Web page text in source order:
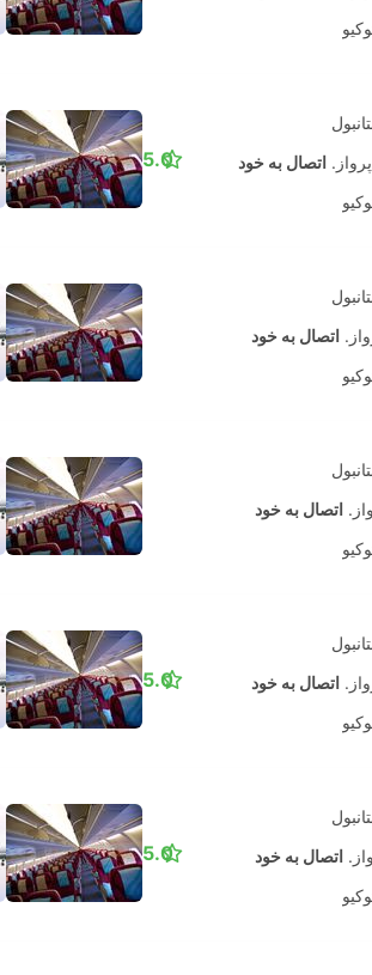
اتصال به خود 5.0
اتصال به خود
اتصال به خود
اتصال به خود 5.0
اتصال به خود 5.0